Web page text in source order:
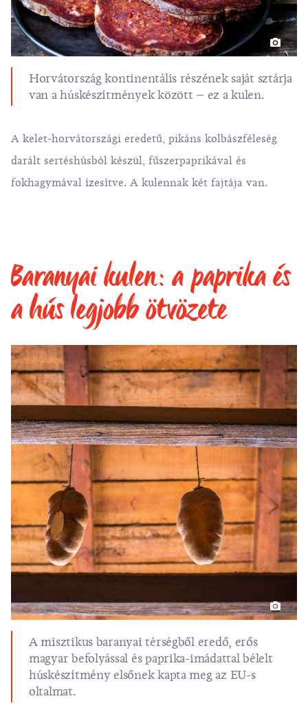
Horvátország kontinentális részének saját sztárja
van a húskészítmények között – ez a kulen.
A kelet-horvátországi eredetű, pikáns kolbászféleség
darált sertéshúsból készül, fűszerpaprikával és
fokhagymával ízesítve. A kulennak két fajtája van.
Baranyai kulen: a paprika és
a hús legjobb ötvözete
A misztikus baranyai térségből eredő, erős
magyar befolyással és paprika-imádattal bélelt
húskészítmény elsőnek kapta meg az EU-s
oltalmat.